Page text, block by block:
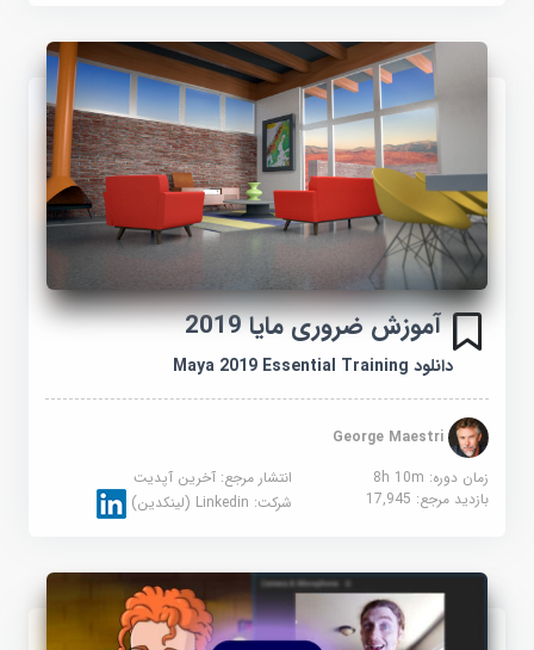
آموزش ضروری مایا 2019
دانلود Maya 2019 Essential Training
George Maestri
زمان دوره: 8h 10m
انتشار مرجع:آخرین آپدیت
بازدید مرجع:17,945 شرکت:Linkedin (لینکدین)